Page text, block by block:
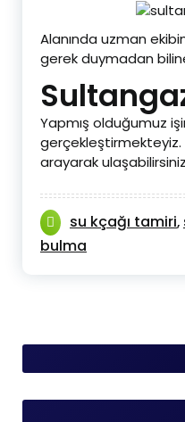
Alanında uzman
gerek duymadan
Yapmış olduğumuz
gerçekleştirmekteyiz.
arayarak
su kçağı tamiri,
bulma